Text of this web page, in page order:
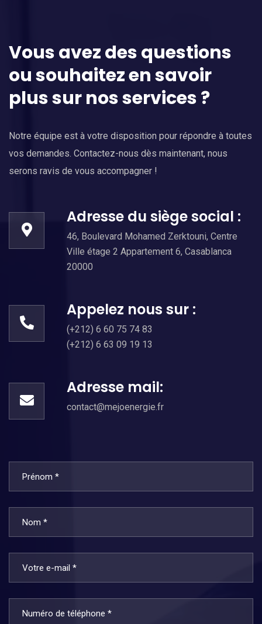
Vous avez des questions
ou souhaitez en savoir
plus sur nos services ?
Notre équipe est à votre disposition pour répondre à toutes
vos demandes. Contactez-nous dès maintenant, nous
serons ravis de vous accompagner !
Adresse du siège social :
46, Boulevard Mohamed Zerktouni, Centre
Ville étage 2 Appartement 6, Casablanca
20000
Appelez nous sur :
(+212) 6 60 75 74 83
(+212) 6 63 09 19 13
Adresse mail:
contact@mejoenergie.fr